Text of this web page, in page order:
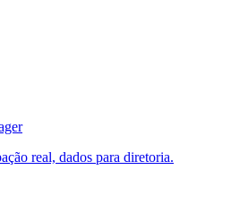
real, dados para diretoria.